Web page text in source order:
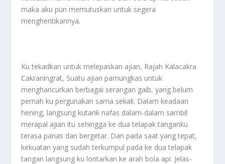
maka aku pun memutuskan untuk segera
menghentikannya.
Ku tekadkan untuk melepaskan ajian, Rajah Kalacakra
Cakraningrat, Suatu ajian pamungkas untuk
menghancurkan berbagai serangan gaib, yang belum
pernah ku pergunakan sama sekali. Dalam keadaan
hening, langsung kutarik nafas dalam-dalam sambil
merapal ajian itu sehingga ke dua telapak tanganku
terasa panas dan bergetar. Dan pada saat yang tepat,
kekuatan yang sudah terkumpul pada ke dua telapak
tangan langsung ku lontarkan ke arah bola api. Jelas-